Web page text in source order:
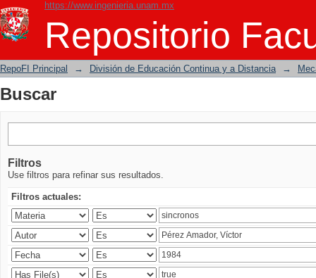
https://www.ingenieria.unam.mx
Repositorio
Buscar
RepoFI Principal → División de Educación Continua y a Distancia →
Buscar
Filtros
Use filtros para refinar sus resultados.
Filtros actuales: